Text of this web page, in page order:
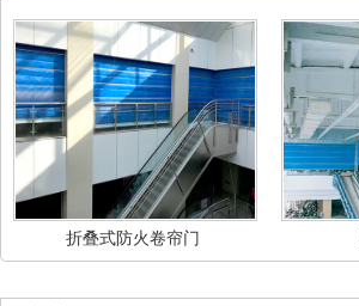
折叠式防火卷帘门